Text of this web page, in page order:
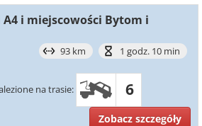
A4 i miejscowości Bytom i
93 km 1 godz. 10 min
na trasie: 6
Zobacz szczegóły